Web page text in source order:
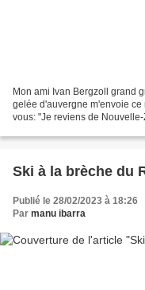
Mon ami Ivan Bergzoll grand
gelée d'auvergne m'envoie
vous: "Je reviens de
Ski à la brèche du
Publié le 28/02/2023 à 18:26
Par manu ibarra